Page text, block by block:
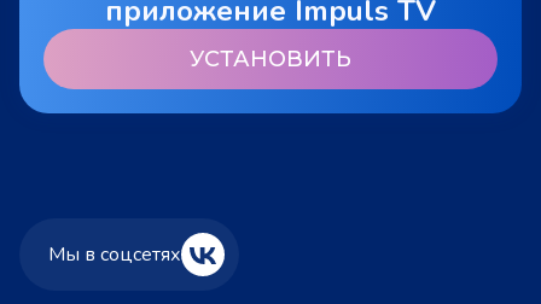
приложение Impuls TV
УСТАНОВИТЬ
Мы в соцсетях